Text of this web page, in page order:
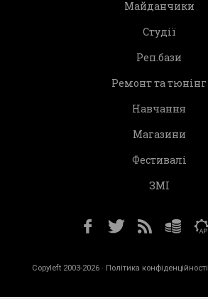
Майданчики
Студії
Реп.бази
Ремонт та тюнінг
Навчання
Магазини
Фестивалі
ЗМІ
Copyleft 2003-2026 · Політика конфіденційності